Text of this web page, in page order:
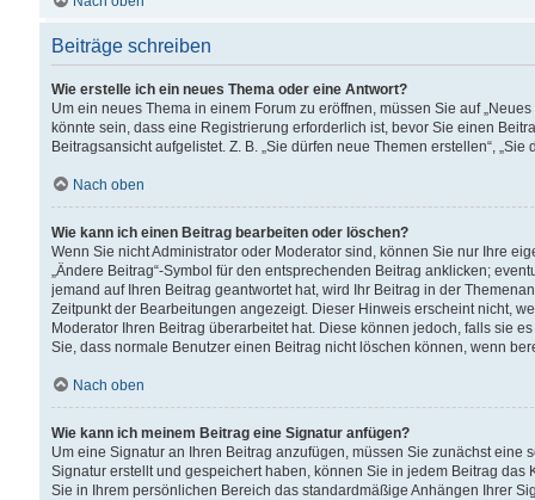
Beiträge schreiben
Wie erstelle ich ein neues Thema oder eine Antwort?
Um ein neues Thema in einem Forum zu eröffnen, müssen Sie auf
könnte sein, dass eine Registrierung erforderlich ist, bevor Sie einen
Beitragsansicht aufgelistet. Z. B. „Sie dürfen neue Themen erstellen“,
Nach oben
Wie kann ich einen Beitrag bearbeiten oder löschen?
Wenn Sie nicht Administrator oder Moderator sind, können Sie nur Ihre
„Ändere Beitrag“-Symbol für den entsprechenden Beitrag anklicken;
jemand auf Ihren Beitrag geantwortet hat, wird Ihr Beitrag in der
Zeitpunkt der Bearbeitungen angezeigt. Dieser Hinweis erscheint nicht,
Moderator Ihren Beitrag überarbeitet hat. Diese können jedoch, falls sie
Sie, dass normale Benutzer einen Beitrag nicht löschen können, wenn
Nach oben
Wie kann ich meinem Beitrag eine Signatur anfügen?
Um eine Signatur an Ihren Beitrag anzufügen, müssen Sie zunächst
Signatur erstellt und gespeichert haben, können Sie in jedem Beitrag
Sie in Ihrem persönlichen Bereich das standardmäßige Anhängen Ihrer